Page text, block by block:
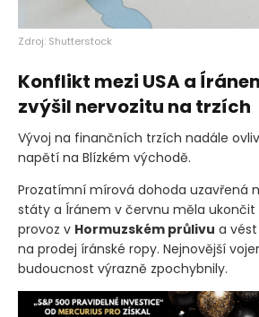
Zdroj: Shutterstock
Konflikt mezi USA a
zvýšil nervozitu na trzích
Vývoj na finančních trzích nadále
napětí na Blízkém východě.
Prozatímní mírová dohoda uzavřená
státy a Íránem v červnu měla ukončit
provoz v Hormuzském průlivu a
na prodej íránské ropy. Nejnovější
budoucnost výrazně zpochybnily.